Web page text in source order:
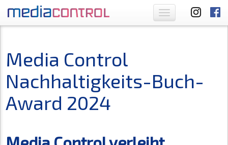
Toggle
navigation
Media Control
Nachhaltigkeits-Buch-
Award 2024